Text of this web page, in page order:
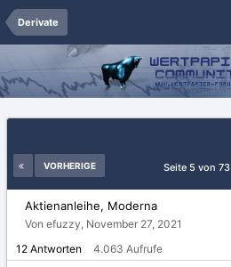
Derivate
VORHERIGE Seite 5 von 73
Aktienanleihe, Moderna
Von efuzzy, November 27, 2021
12 Antworten 4.063 Aufrufe